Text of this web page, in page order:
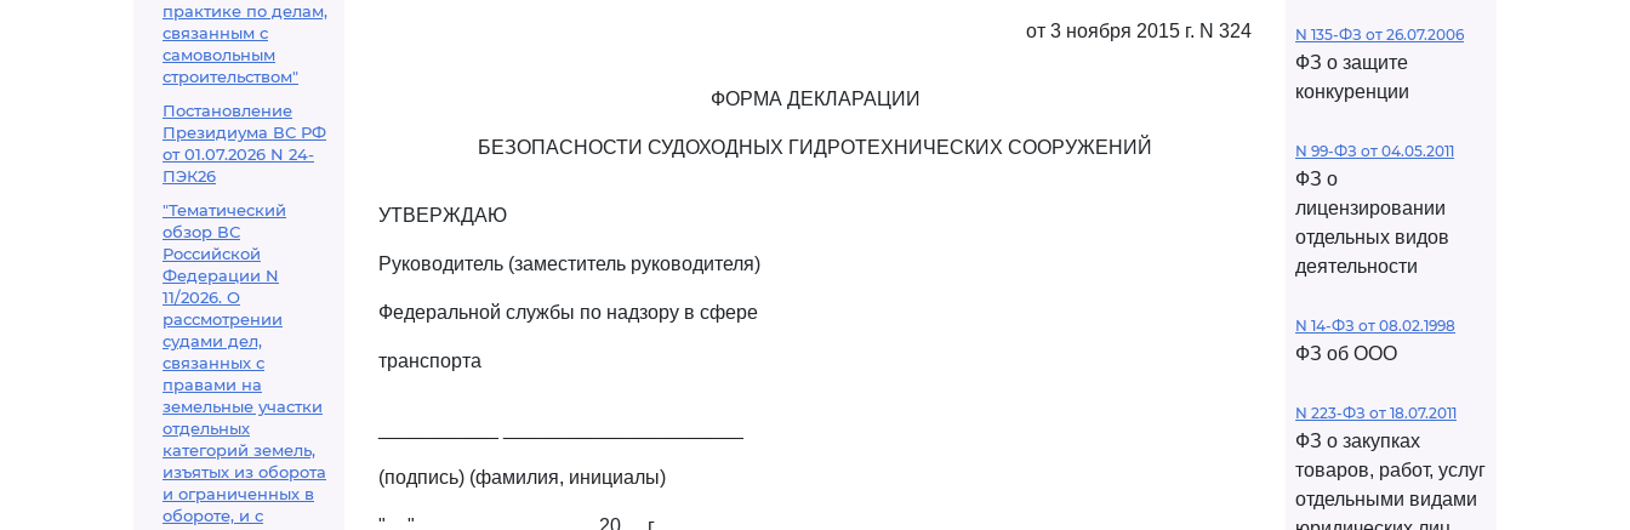
практике по делам,
связанным с
самовольным
строительством"
Постановление
Президиума ВС РФ
от 01.07.2026 N 24-
ПЭК26
"Тематический
обзор ВС
Российской
Федерации N
11/2026. О
рассмотрении
судами дел,
связанных с
правами на
земельные участки
отдельных
категорий земель,
изъятых из оборота
и ограниченных в
обороте, и с
от 3 ноября 2015 г. N 324
ФОРМА ДЕКЛАРАЦИИ
БЕЗОПАСНОСТИ СУДОХОДНЫХ ГИДРОТЕХНИЧЕСКИХ СООРУЖЕНИЙ
УТВЕРЖДАЮ
Руководитель (заместитель руководителя)
Федеральной службы по надзору в сфере
транспорта
(подпись) (фамилия, инициалы)
"__" ________________ 20__ г.
N 135-ФЗ от 26.07.2006
ФЗ о защите
конкуренции
N 99-ФЗ от 04.05.2011
ФЗ о
лицензировании
отдельных видов
деятельности
N 14-ФЗ от 08.02.1998
ФЗ об ООО
N 223-ФЗ от 18.07.2011
ФЗ о закупках
товаров, работ, услуг
отдельными видами